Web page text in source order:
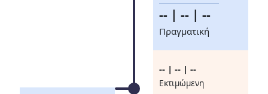
-- | -- | --
Πραγματική
-- | -- | --
Eκτιμώμενη